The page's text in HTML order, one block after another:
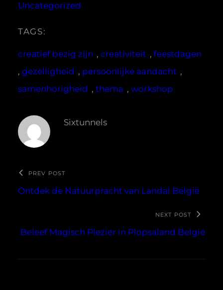
Uncategorized
TAGS:
creatief bezig zijn , creativiteit , feestdagen
, gezelligheid , persoonlijke aandacht ,
samenhorigheid , thema , workshop
Sixtunnels
PREV POST
Ontdek de Natuurpracht van Landal België
NEXT POST
Beleef Magisch Plezier in Plopsaland België